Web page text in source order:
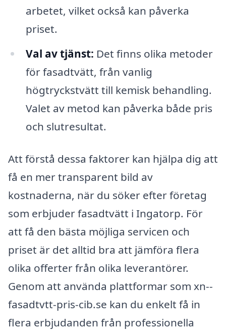
arbetet, vilket också kan påverka
priset.
Val av tjänst: Det finns olika metoder
för fasadtvätt, från vanlig
högtryckstvätt till kemisk behandling.
Valet av metod kan påverka både pris
och slutresultat.
Att förstå dessa faktorer kan hjälpa dig att
få en mer transparent bild av
kostnaderna, när du söker efter företag
som erbjuder fasadtvätt i Ingatorp. För
att få den bästa möjliga servicen och
priset är det alltid bra att jämföra flera
olika offerter från olika leverantörer.
Genom att använda plattformar som xn--
fasadtvtt-pris-cib.se kan du enkelt få in
flera erbjudanden från professionella